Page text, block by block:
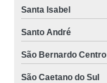
Santa Isabel
Santo André
São Bernardo Centro
São Caetano do Sul